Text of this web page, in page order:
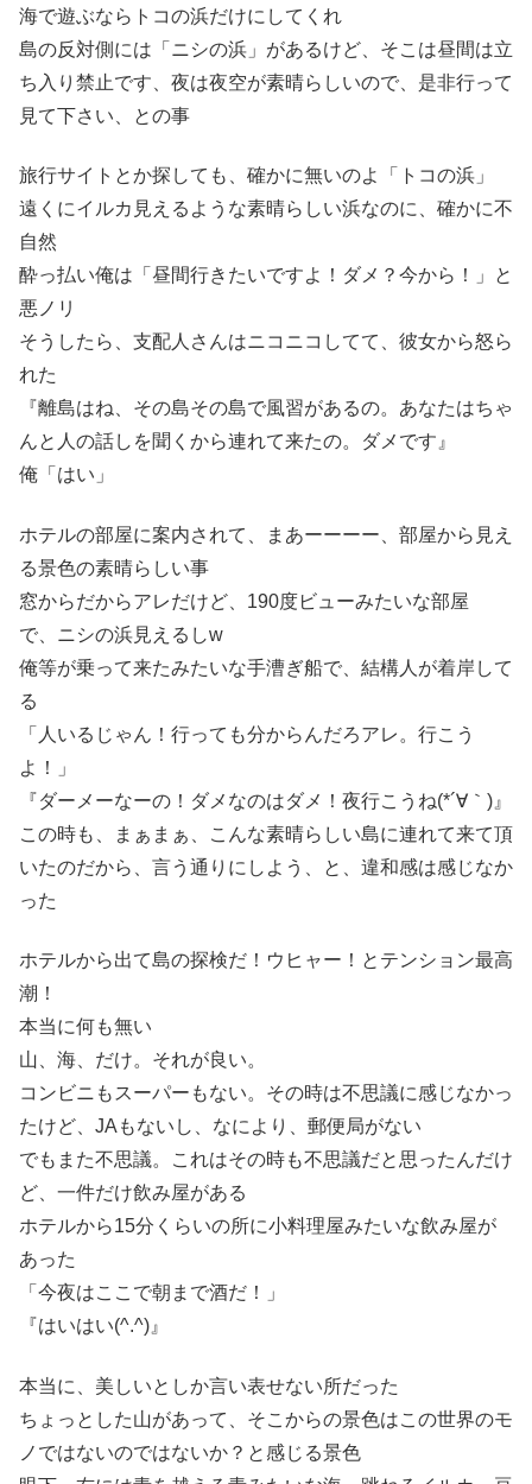
海で遊ぶならトコの浜だけにしてくれ
島の反対側には「ニシの浜」があるけど、そこは昼間は立
ち入り禁止です、夜は夜空が素晴らしいので、是非行って
見て下さい、との事
旅行サイトとか探しても、確かに無いのよ「トコの浜」
遠くにイルカ見えるような素晴らしい浜なのに、確かに不
自然
酔っ払い俺は「昼間行きたいですよ！ダメ？今から！」と
悪ノリ
そうしたら、支配人さんはニコニコしてて、彼女から怒ら
れた
『離島はね、その島その島で風習があるの。あなたはちゃ
んと人の話しを聞くから連れて来たの。ダメです』
俺「はい」
ホテルの部屋に案内されて、まあーーーー、部屋から見え
る景色の素晴らしい事
窓からだからアレだけど、190度ビューみたいな部屋
で、ニシの浜見えるしw
俺等が乗って来たみたいな手漕ぎ船で、結構人が着岸して
る
「人いるじゃん！行っても分からんだろアレ。行こう
よ！」
『ダーメーなーの！ダメなのはダメ！夜行こうね(*´∀｀)』
この時も、まぁまぁ、こんな素晴らしい島に連れて来て頂
いたのだから、言う通りにしよう、と、違和感は感じなか
った
ホテルから出て島の探検だ！ウヒャー！とテンション最高
潮！
本当に何も無い
山、海、だけ。それが良い。
コンビニもスーパーもない。その時は不思議に感じなかっ
たけど、JAもないし、なにより、郵便局がない
でもまた不思議。これはその時も不思議だと思ったんだけ
ど、一件だけ飲み屋がある
ホテルから15分くらいの所に小料理屋みたいな飲み屋が
あった
「今夜はここで朝まで酒だ！」
『はいはい(^.^)』
本当に、美しいとしか言い表せない所だった
ちょっとした山があって、そこからの景色はこの世界のモ
ノではないのではないか？と感じる景色